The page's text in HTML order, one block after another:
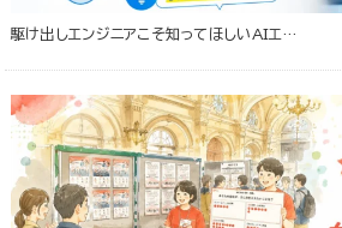
駆け出しエンジニアこそ知ってほしいAIエ…